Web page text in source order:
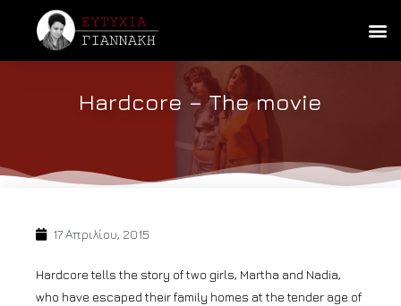
Hardcore – Τhe movie
17 Απριλίου, 2015
Hardcore tells the story of two girls, Martha and Nadia,
who have escaped their family homes at the tender age of